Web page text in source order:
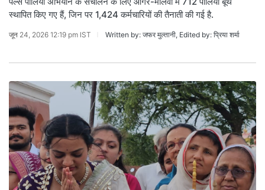
स्थापित किए गए हैं, जिन पर 1,424 कर्मचारियों की तैनाती की गई है.
जून 24, 2026 12:19 pm IST Written by: जफर मुल्तानी, Edited by: प्रिया शर्मा